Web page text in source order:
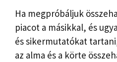
Ha megpróbáljuk
piacot a másikkal, és
és sikermutatókat
az alma és a körte